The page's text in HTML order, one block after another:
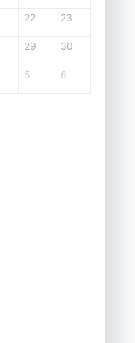
22 23
29 30
5 6